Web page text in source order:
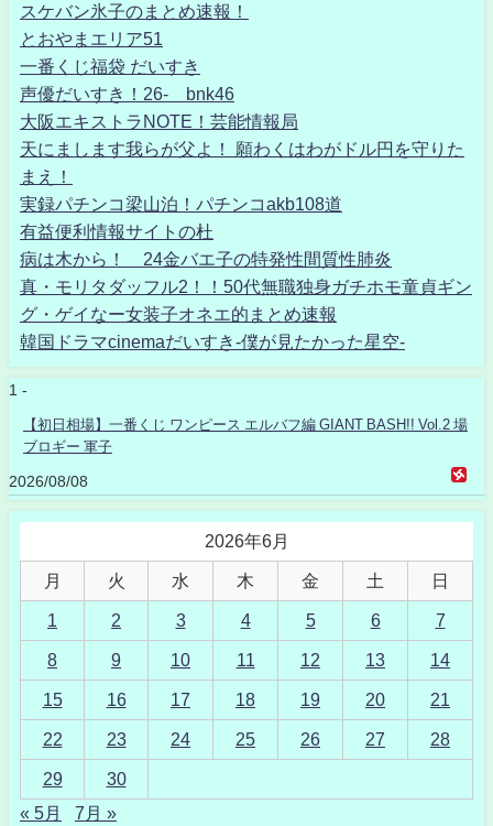
スケバン氷子のまとめ速報！
とおやまエリア51
一番くじ福袋 だいすき
声優だいすき！26- bnk46
大阪エキストラNOTE！芸能情報局
天にまします我らが父よ！ 願わくはわがドル円を守りた
まえ！
実録パチンコ梁山泊！パチンコakb108道
有益便利情報サイトの杜
病は木から！ 24金バエ子の特発性間質性肺炎
真・モリタダッフル2！！50代無職独身ガチホモ童貞ギン
グ・ゲイなー女装子オネエ的まとめ速報
韓国ドラマcinemaだいすき-僕が見たかった星空-
1 -
【初日相場】一番くじ ワンピース エルバフ編 GIANT BASH!! Vol.2 場
ブロギー 軍子
2026/08/08
2026年6月
月 火 水 木 金 土 日
1 2 3 4 5 6 7
8 9 10 11 12 13 14
15 16 17 18 19 20 21
22 23 24 25 26 27 28
29
30
« 5月
7月 »